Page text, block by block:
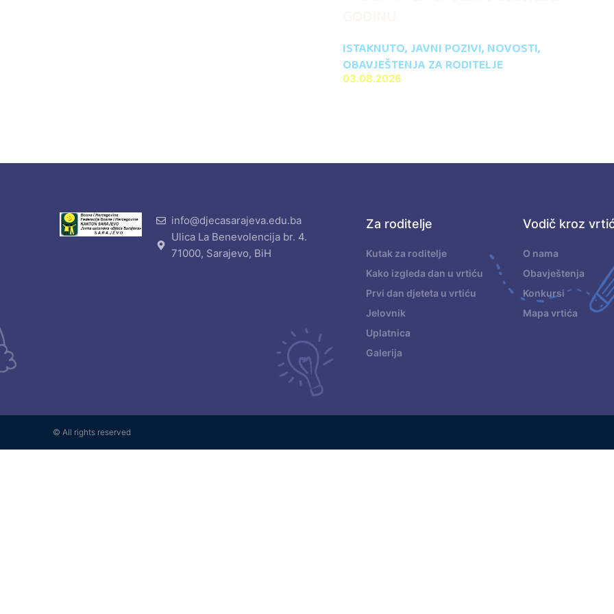
ISTAKNUTO, JAVNI POZIVI, NOVOSTI,
OBAVJEŠTENJA ZA RODITELJE
03.08.2026
info@djecasarajeva.edu.ba
Ulica La Benevolencija br. 4.
71000, Sarajevo, BiH
Za roditelje
Kutak za roditelje
Kako izgleda dan u vrtiću
Prvi dan djeteta u vrtiću
Jelovnik
Uplatnica
Galerija
Vodič kroz
O nama
Obavještenja
Konkursi
Mapa vrtića
© All rights reserved